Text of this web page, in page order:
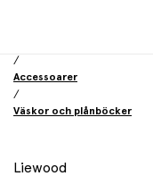
/
Accessoarer
/
Väskor och plånböcker
Liewood